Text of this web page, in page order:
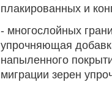
плакированных и
- многослойных
упрочняющая
напыленного
миграции зерен